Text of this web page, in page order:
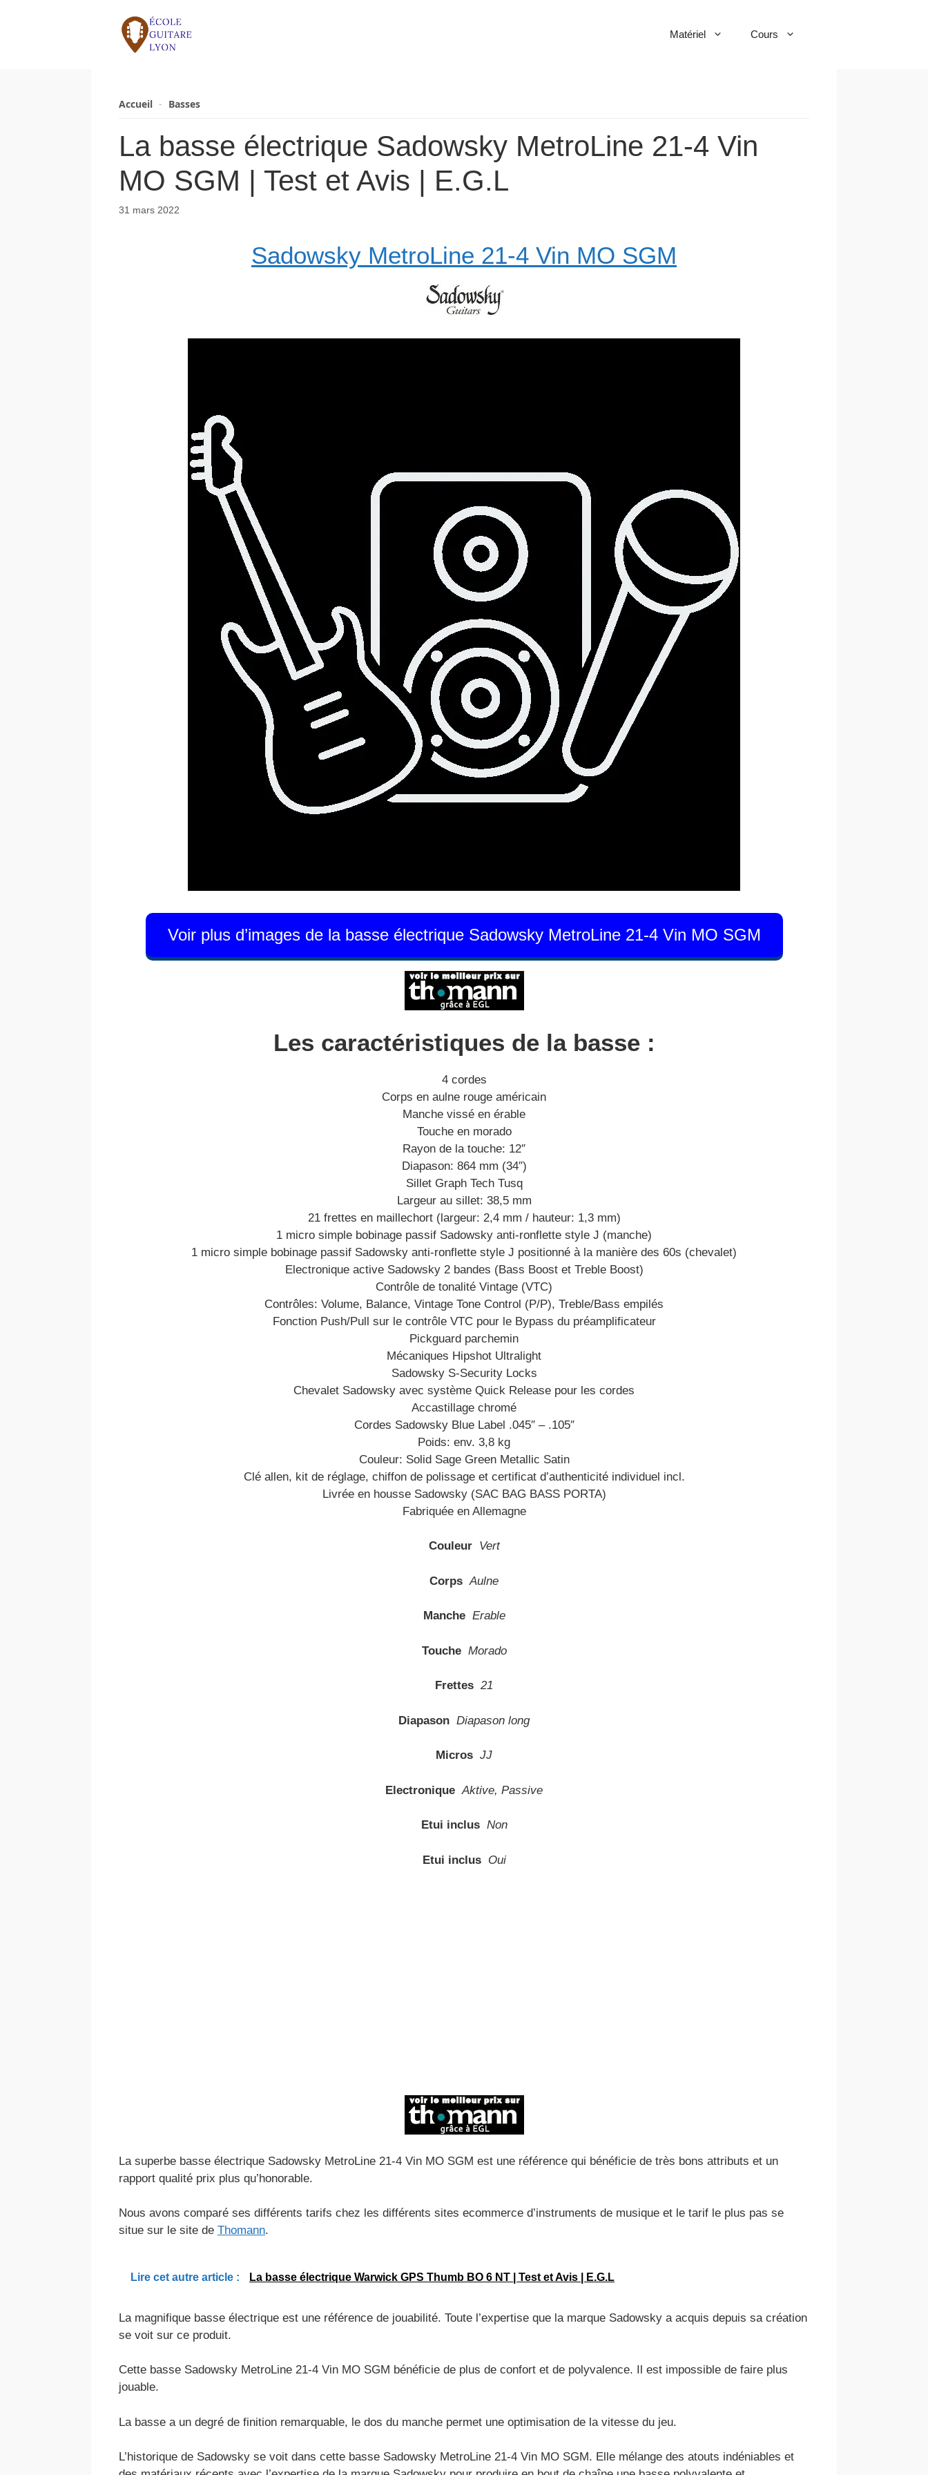
Matériel Cours
Accueil - Basses
La basse électrique Sadowsky MetroLine 21-4 Vin
MO SGM | Test et Avis | E.G.L
31 mars 2022
Sadowsky MetroLine 21-4 Vin MO SGM
Voir plus d’images de la basse électrique Sadowsky MetroLine 21-4 Vin MO SGM
Les caractéristiques de la basse :
4 cordes
Corps en aulne rouge américain
Manche vissé en érable
Touche en morado
Rayon de la touche: 12″
Diapason: 864 mm (34″)
Sillet Graph Tech Tusq
Largeur au sillet: 38,5 mm
21 frettes en maillechort (largeur: 2,4 mm / hauteur: 1,3 mm)
1 micro simple bobinage passif Sadowsky anti-ronflette style J (manche)
1 micro simple bobinage passif Sadowsky anti-ronflette style J positionné à la manière des 60s (chevalet)
Electronique active Sadowsky 2 bandes (Bass Boost et Treble Boost)
Contrôle de tonalité Vintage (VTC)
Contrôles: Volume, Balance, Vintage Tone Control (P/P), Treble/Bass empilés
Fonction Push/Pull sur le contrôle VTC pour le Bypass du préamplificateur
Pickguard parchemin
Mécaniques Hipshot Ultralight
Sadowsky S-Security Locks
Chevalet Sadowsky avec système Quick Release pour les cordes
Accastillage chromé
Cordes Sadowsky Blue Label .045″ – .105″
Poids: env. 3,8 kg
Couleur: Solid Sage Green Metallic Satin
Clé allen, kit de réglage, chiffon de polissage et certificat d’authenticité individuel incl.
Livrée en housse Sadowsky (SAC BAG BASS PORTA)
Fabriquée en Allemagne
Couleur Vert
Corps Aulne
Manche Erable
Touche Morado
Frettes 21
Diapason Diapason long
Micros JJ
Electronique Aktive, Passive
Etui inclus Non
Etui inclus Oui
La superbe basse électrique Sadowsky MetroLine 21-4 Vin MO SGM est une référence qui bénéficie de très bons attributs et un
rapport qualité prix plus qu’honorable.
Nous avons comparé ses différents tarifs chez les différents sites ecommerce d’instruments de musique et le tarif le plus pas se
situe sur le site de Thomann.
Lire cet autre article : La basse électrique Warwick GPS Thumb BO 6 NT | Test et Avis | E.G.L
La magnifique basse électrique est une référence de jouabilité. Toute l’expertise que la marque Sadowsky a acquis depuis sa création
se voit sur ce produit.
Cette basse Sadowsky MetroLine 21-4 Vin MO SGM bénéficie de plus de confort et de polyvalence. Il est impossible de faire plus
jouable.
La basse a un degré de finition remarquable, le dos du manche permet une optimisation de la vitesse du jeu.
L’historique de Sadowsky se voit dans cette basse Sadowsky MetroLine 21-4 Vin MO SGM. Elle mélange des atouts indéniables et